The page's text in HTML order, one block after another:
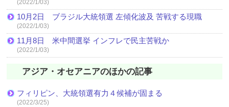
(2022/1/03)
10月2日 ブラジル大統領選 左傾化波及 苦戦する現職
(2022/1/03)
11月8日 米中間選挙 インフレで民主苦戦か
(2022/1/03)
アジア・オセアニアのほかの記事
フィリピン、大統領選有力４候補が固まる
(2022/3/25)